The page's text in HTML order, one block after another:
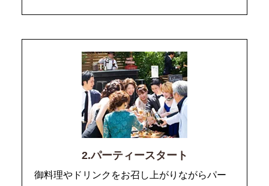
2.パーティースタート
御料理やドリンクをお召し上がりながらパー